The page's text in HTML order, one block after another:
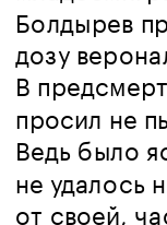
Болдырев
дозу
В
просил не
Ведь было
не удалось
от своей,